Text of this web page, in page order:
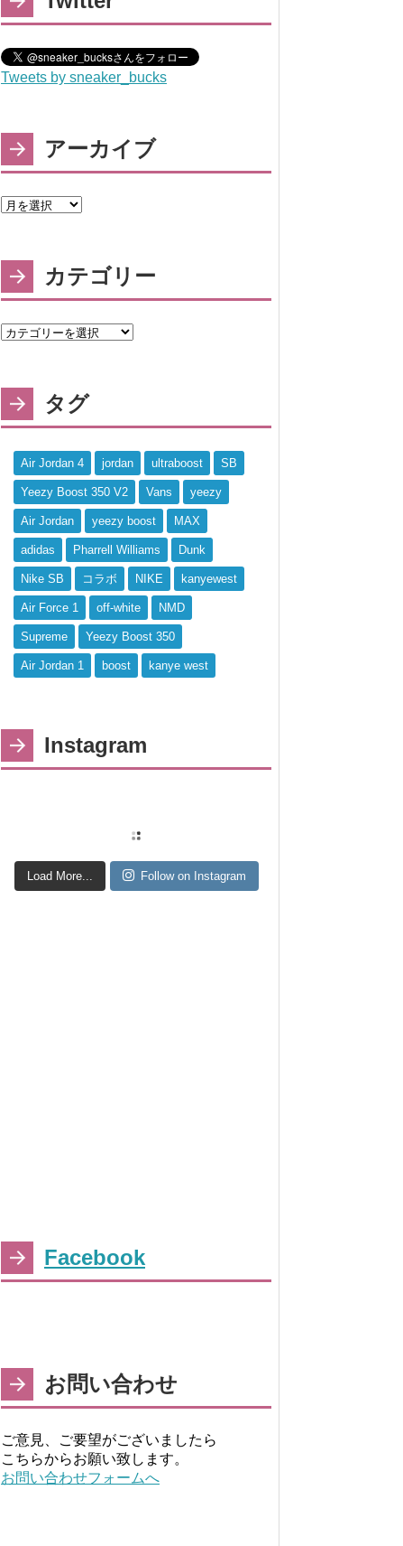
Tweets by sneaker_bucks
アーカイブ
カテゴリー
タグ
Air Jordan 4 jordan ultraboost SB
Yeezy Boost 350 V2 Vans yeezy
Air Jordan yeezy boost MAX
adidas Pharrell Williams Dunk
Nike SB コラボ NIKE kanyewest
Air Force 1 off-white NMD
Supreme Yeezy Boost 350
Air Jordan 1 boost kanye west
Instagram
Load More... Follow on Instagram
Facebook
お問い合わせ
ご意見、ご要望がございましたら
こちらからお願い致します。
お問い合わせフォームへ